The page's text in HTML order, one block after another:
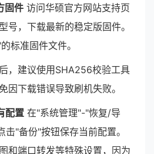
固件 访问华硕官方网站支持页
号，下载最新的稳定版固件。
标准固件文件。
，建议使用SHA256校验工具
因下载错误导致刷机失败。
配置 在"系统管理"-"恢复/导
"备份"按钮保存当前配置。
和端口转发等特殊设置，因为